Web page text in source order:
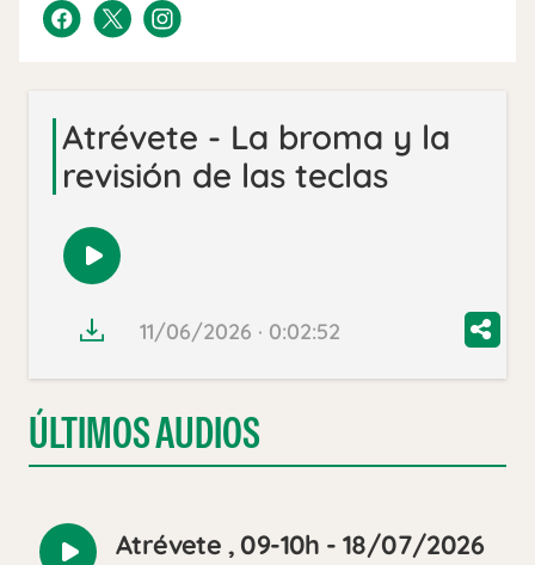
Atrévete - La broma y la
revisión de las teclas
Reproducir
audio
11/06/2026 · 0:02:52
ÚLTIMOS AUDIOS
Atrévete , 09-10h - 18/07/2026